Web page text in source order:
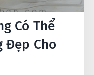
Có Thể
Đẹp Cho